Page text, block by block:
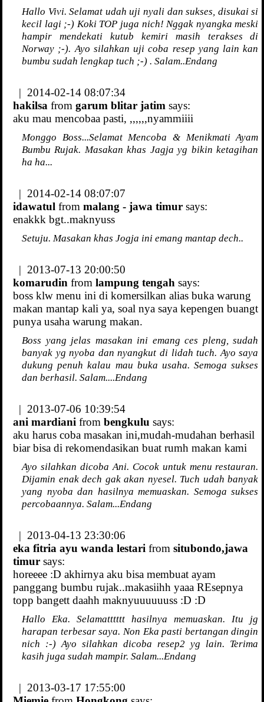
Hallo Vivi. Selamat udah uji nyali dan sukses, disukai si
kecil lagi ;-) Koki TOP juga nich! Nggak nyangka meski
hampir mendekati kutub kemiri masih terakses di
Norway ;-). Ayo silahkan uji coba resep yang lain kan
bumbu sudah lengkap tuch ;-) . Salam..Endang
| 2014-02-14 08:07:34
hakilsa from garum blitar jatim says:
aku mau mencobaa pasti, ,,,,,,nyammiiii
Monggo Boss...Selamat Mencoba & Menikmati Ayam
Bumbu Rujak. Masakan khas Jagja yg bikin ketagihan
ha ha...
| 2014-02-14 08:07:07
idawatul from malang - jawa timur says:
enakkk bgt..maknyuss
Setuju. Masakan khas Jogja ini emang mantap dech..
| 2013-07-13 20:00:50
komarudin from lampung tengah says:
boss klw menu ini di komersilkan alias buka warung
makan mantap kali ya, soal nya saya kepengen buangt
punya usaha warung makan.
Boss yang jelas masakan ini emang ces pleng, sudah
banyak yg nyoba dan nyangkut di lidah tuch. Ayo saya
dukung penuh kalau mau buka usaha. Semoga sukses
dan berhasil. Salam....Endang
| 2013-07-06 10:39:54
ani mardiani from bengkulu says:
aku harus coba masakan ini,mudah-mudahan berhasil
biar bisa di rekomendasikan buat rumh makan kami
Ayo silahkan dicoba Ani. Cocok untuk menu restauran.
Dijamin enak dech gak akan nyesel. Tuch udah banyak
yang nyoba dan hasilnya memuaskan. Semoga sukses
percobaannya. Salam...Endang
| 2013-04-13 23:30:06
eka fitria ayu wanda lestari from situbondo,jawa
timur says:
horeeee :D akhirnya aku bisa membuat ayam
panggang bumbu rujak..makasiihh yaaa REsepnya
topp bangett daahh maknyuuuuuuss :D :D
Hallo Eka. Selamatttttt hasilnya memuaskan. Itu jg
harapan terbesar saya. Non Eka pasti bertangan dingin
nich :-) Ayo silahkan dicoba resep2 yg lain. Terima
kasih juga sudah mampir. Salam...Endang
| 2013-03-17 17:55:00